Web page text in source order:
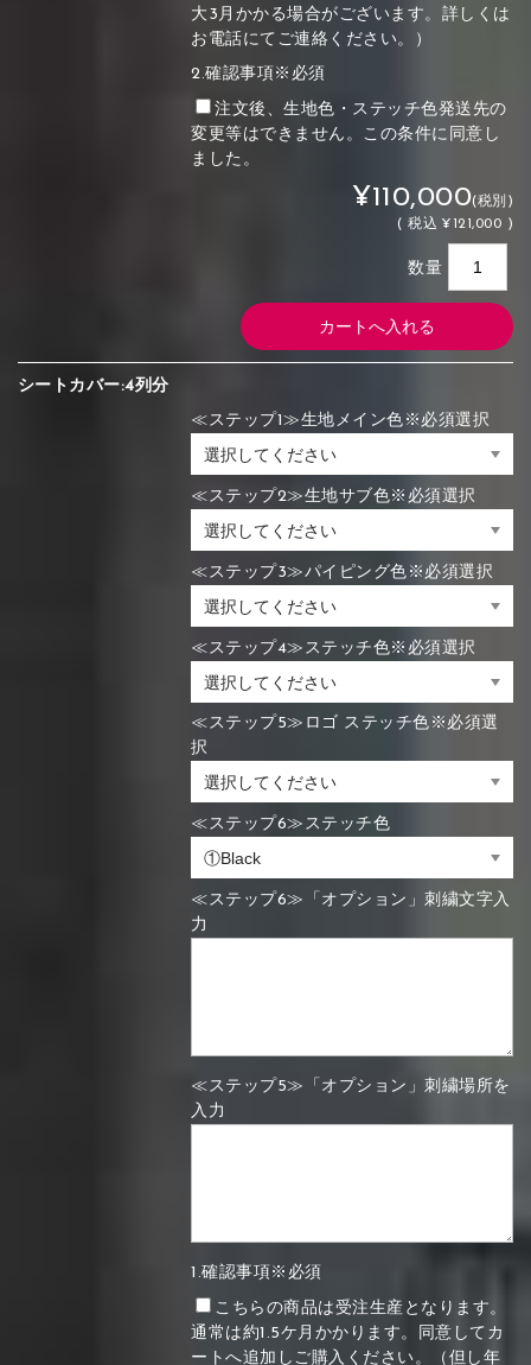
大3月かかる場合がございます。詳しくは
お電話にてご連絡ください。）
2.確認事項※必須
注文後、生地色・ステッチ色発送先の
変更等はできません。この条件に同意し
ました。
¥110,000(税別)
(税込 ¥121,000 )
数量
シートカバー:4列分
≪ステップ1≫生地メイン色※必須選択
≪ステップ2≫生地サブ色※必須選択
≪ステップ3≫パイピング色※必須選択
≪ステップ4≫ステッチ色※必須選択
≪ステップ5≫ロゴ ステッチ色※必須選
択
≪ステップ6≫ステッチ色
≪ステップ6≫「オプション」刺繍文字入
力
≪ステップ5≫「オプション」刺繍場所を
入力
1.確認事項※必須
こちらの商品は受注生産となります。
通常は約1.5ケ月かかります。同意してカ
ートへ追加しご購入ください。（但し年